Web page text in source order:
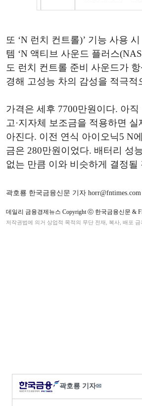
또 ‘N 런치 컨트롤)’ 기능 사용
템 ‘N 액티브 사운드 플러스
도 런치 컨트롤 준비 사운드가
경해 고성능 차의 감성을 적극적
가격은 세후 7700만원이다. 아
고·지자체 보조금을 적용하면
아진다. 이전 연식 아이오닉5 N
금은 280만원이었다. 배터리 성
없는 만큼 이와 비슷하게 결정될
곽호룡 한국금융신문 기자 horr@fntimes.com
데일리 금융경제뉴스 Copyright ⓒ 한국금융신문 &
저작권법에 의거 상업적 목적의 무단 전재, 복사, 배포 금
곽호룡 기자✉